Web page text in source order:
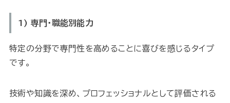
1) 専門・職能別能力
特定の分野で専門性を高めることに喜びを感じるタイプ
です。
技術や知識を深め、プロフェッショナルとして評価される